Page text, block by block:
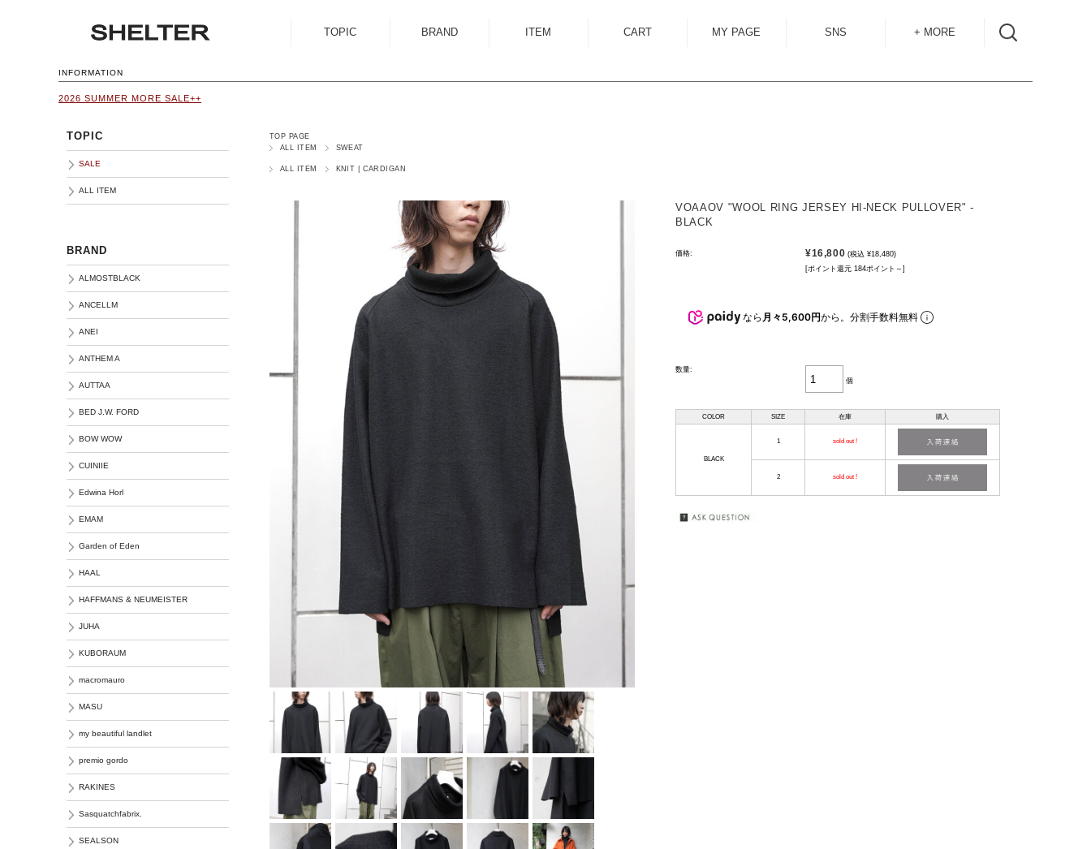
TOPIC BRAND
BED J.W. FORD
BOW WOW
CUINIIE
Edwina Horl
Garden of Eden
JUHA
premio gordo
RAKINES
Sasquatchfabrix.
SEALSON
SHINYAKOZUKA
STUDIO
NICHOLSON
THE JEAN
ITEM
BOTTOM
HAT/CAP
EYEWEAR
ACCESSORY
WRAPPING
CART MY PAGE SNS + MORE
ACCESS
RECRUIT
INFORMATION
2026 SUMMER MORE SALE++
TOP PAGE
ALL ITEM
SWEAT
ALL ITEM KNIT | CARDIGAN
VOAAOV "WOOL RING JERSEY HI-NECK PULLOVER" -
BLACK
価格: ¥16,800 (税込 ¥18,480)
[ポイント還元 184ポイント～]
なら 月々5,600円から。分割手数料無料
数量:
個
COLOR SIZE 在庫 購入
BLACK
1 sold out !
2 sold out !
TOPIC
SALE
ALL ITEM
BRAND
ALMOSTBLACK
ANCELLM
ANEI
ANTHEM A
AUTTAA
BED J.W. FORD
BOW WOW
CUINIIE
Edwina Horl
EMAM
Garden of Eden
HAAL
HAFFMANS & NEUMEISTER
JUHA
KUBORAUM
macromauro
MASU
my beautiful landlet
premio gordo
RAKINES
Sasquatchfabrix.
SEALSON